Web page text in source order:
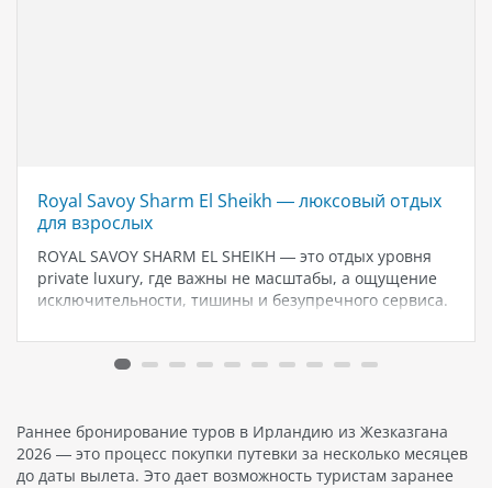
Royal Savoy Sharm El Sheikh — люксовый отдых
для взрослых
ROYAL SAVOY SHARM EL SHEIKH — это отдых уровня
private luxury, где важны не масштабы, а ощущение
исключительности, тишины и безупречного сервиса.
живописной бухте White Knight Bay — одной из самых
престижных…
Раннее бронирование туров в Ирландию из Жезказгана
2026 — это процесс покупки путевки за несколько месяцев
до даты вылета. Это дает возможность туристам заранее